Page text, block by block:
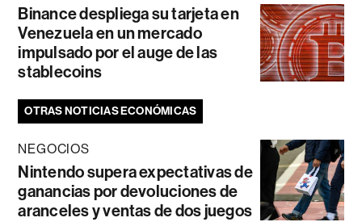
Binance despliega su tarjeta en
Venezuela en un mercado
impulsado por el auge de las
stablecoins
OTRAS NOTICIAS ECONÓMICAS
NEGOCIOS
Nintendo supera expectativas de
ganancias por devoluciones de
aranceles y ventas de dos juegos